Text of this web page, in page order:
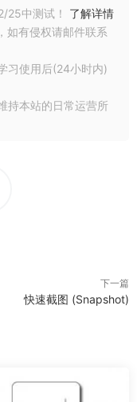
25中测试！ 了解详情
如有侵权请邮件联系
习使用后(24小时内)
持本站的日常运营所
下一篇
快速截图 (Snapshot)